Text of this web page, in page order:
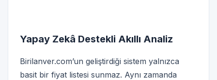
Yapay Zekâ Destekli Akıllı Analiz
Birilanver.com’un geliştirdiği sistem yalnızca
basit bir fiyat listesi sunmaz. Aynı zamanda